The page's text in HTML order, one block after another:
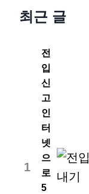
최근 글
1
전
입
신
고
인
터
넷
으
로
5